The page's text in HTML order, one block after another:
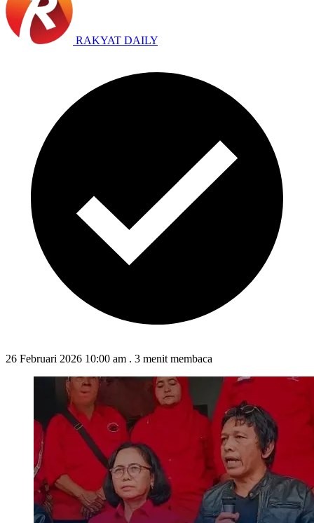
RAKYAT DAILY
26 Februari 2026 10:00 am . 3 menit membaca